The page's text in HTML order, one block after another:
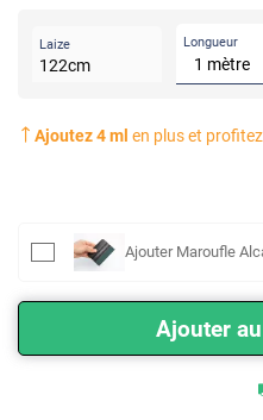
Laize
122cm
Longueur
Ajoutez4ml en plus et
Ajouter Maroufle
Ajouter